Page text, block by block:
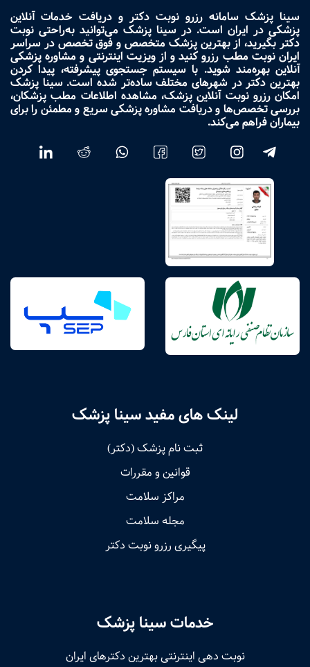
سینا پزشک سامانه رزرو نوبت دکتر و دریافت خدمات آنلاین
پزشکی در ایران است. در سینا پزشک می‌توانید به‌راحتی نوبت
دکتر بگیرید، از بهترین پزشک متخصص و فوق تخصص در سراسر
ایران نوبت مطب رزرو کنید و از ویزیت اینترنتی و مشاوره پزشکی
آنلاین بهره‌مند شوید. با سیستم جستجوی پیشرفته، پیدا کردن
بهترین دکتر در شهرهای مختلف ساده‌تر شده است. سینا پزشک
امکان رزرو نوبت آنلاین پزشک، مشاهده اطلاعات مطب پزشکان،
بررسی تخصص‌ها و دریافت مشاوره پزشکی سریع و مطمئن را برای
بیماران فراهم می‌کند.
لینک های مفید سینا پزشک
ثبت نام پزشک (دکتر)
قوانین و مقررات
مراکز سلامت
مجله سلامت
پیگیری رزرو نوبت دکتر
خدمات سینا پزشک
نوبت‌ دهی اینترنتی بهترین دکترهای ایران